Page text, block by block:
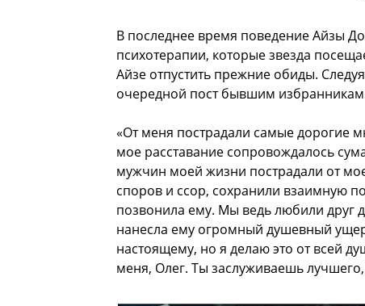
В последнее время поведение Айзы
психотерапии, которые звезда
Айзе отпустить прежние обиды.
очередной пост бывшим
«От меня пострадали самые дорогие
мое расставание сопровождалось
мужчин моей жизни пострадали от
споров и ссор, сохранили взаимную
позвонила ему. Мы ведь любили друг
нанесла ему огромный душевный
настоящему, но я делаю это от всей
меня, Олег. Ты заслуживаешь